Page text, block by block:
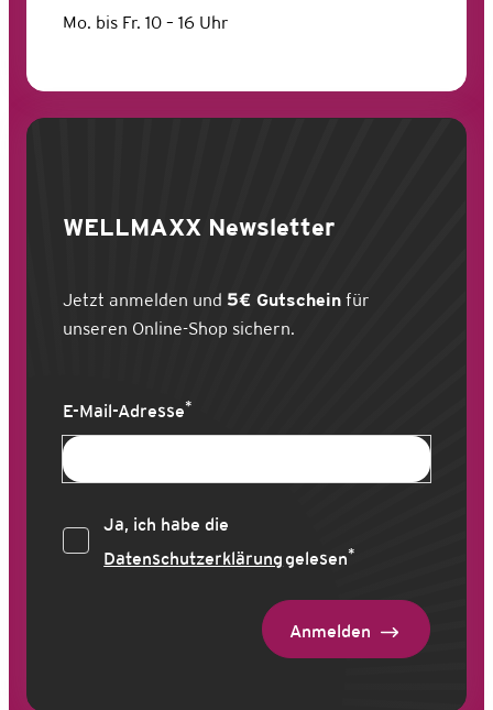
Mo. bis Fr. 10 – 16 Uhr
WELLMAXX Newsletter
Jetzt anmelden und 5€ Gutschein für
unseren Online-Shop sichern.
E-Mail-Adresse*
Ja, ich habe die
Datenschutzerklärunggelesen*
Anmelden